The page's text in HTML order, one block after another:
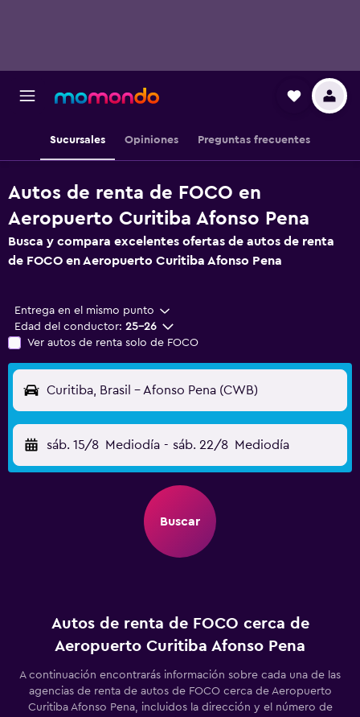
Sucursales Opiniones Preguntas frecuentes
Autos de renta de FOCO en
Aeropuerto Curitiba Afonso Pena
Busca y compara excelentes ofertas de autos de renta
de FOCO en Aeropuerto Curitiba Afonso Pena
Entrega en el mismo punto
Edad del conductor: 25-26
Ver autos de renta solo de FOCO
Curitiba, Brasil - Afonso Pena (CWB)
sáb. 15/8 Mediodía - sáb. 22/8 Mediodía
Buscar
Autos de renta de FOCO cerca de
Aeropuerto Curitiba Afonso Pena
A continuación encontrarás información sobre cada una de las
agencias de renta de autos de FOCO cerca de Aeropuerto
Curitiba Afonso Pena, incluidos la dirección y el número de